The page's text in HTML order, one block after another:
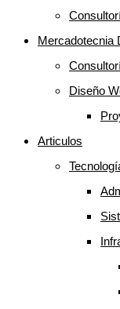
Mercadotecnia
Diseño
Articulos